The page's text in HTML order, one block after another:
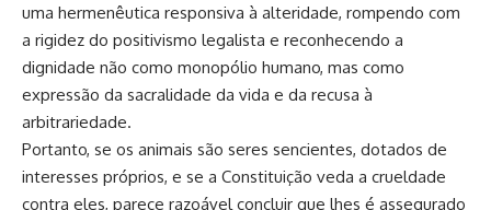
uma hermenêutica responsiva à alteridade, rompendo com
a rigidez do positivismo legalista e reconhecendo a
dignidade não como monopólio humano, mas como
expressão da sacralidade da vida e da recusa à
arbitrariedade.
Portanto, se os animais são seres sencientes, dotados de
interesses próprios, e se a Constituição veda a crueldade
contra eles, parece razoável concluir que lhes é assegurado